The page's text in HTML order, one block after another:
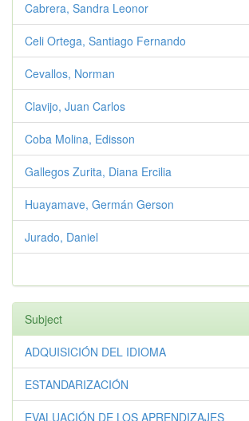
Cabrera, Sandra Leonor
Celi Ortega, Santiago Fernando
Cevallos, Norman
Clavijo, Juan Carlos
Coba Molina, Edisson
Gallegos Zurita, Diana Ercilia
Huayamave, Germán Gerson
Jurado, Daniel
Subject
ADQUISICIÓN DEL IDIOMA
ESTANDARIZACIÓN
EVALUACIÓN DE LOS APRENDIZAJES